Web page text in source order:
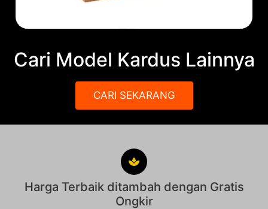
Cari Model Kardus Lainnya
CARI SEKARANG
Harga Terbaik ditambah dengan Gratis
Ongkir